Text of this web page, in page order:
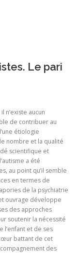
Le pari
n’existe aucun
de contribuer au
étiologie
nombre et la qualité
scientifique et
a été
au point qu’il semble
en termes de
de la psychiatrie
ouvrage développe
des approches
soutenir la nécessité
l’enfant et de ses
battant de cet
des